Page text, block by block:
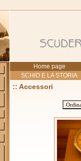
Home page
SCHIO E LA STORIA
:: Accessori